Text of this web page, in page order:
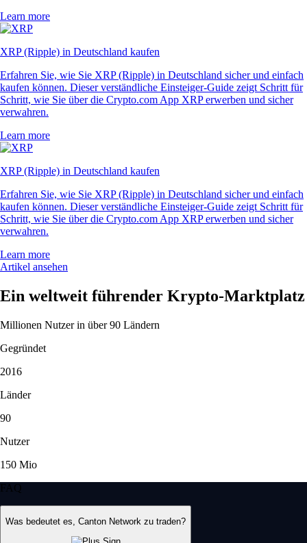
Learn more
XRP (Ripple) in Deutschland kaufen
Erfahren Sie, wie Sie XRP (Ripple) in Deutschland sicher und einfach
kaufen können. Dieser verständliche Einsteiger-Guide zeigt Schritt für
Schritt, wie Sie über die Crypto.com App XRP erwerben und sicher
verwahren.
Learn more
XRP (Ripple) in Deutschland kaufen
Erfahren Sie, wie Sie XRP (Ripple) in Deutschland sicher und einfach
kaufen können. Dieser verständliche Einsteiger-Guide zeigt Schritt für
Schritt, wie Sie über die Crypto.com App XRP erwerben und sicher
verwahren.
Learn more
Artikel ansehen
Ein weltweit führender Krypto-Marktplatz
Millionen Nutzer in über 90 Ländern
Gegründet
2016
Länder
90
Nutzer
150 Mio
FAQ
Was bedeutet es, Canton Network zu traden?